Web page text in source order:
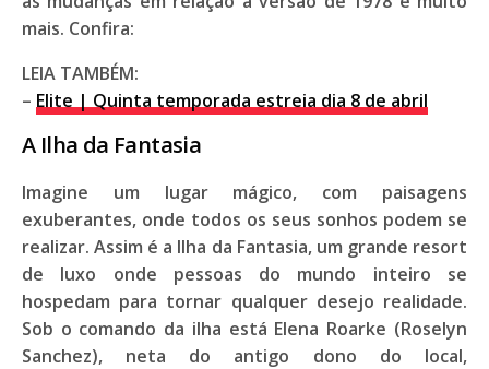
mais. Confira:
LEIA TAMBÉM:
– Elite | Quinta temporada estreia dia 8 de abril
A Ilha da Fantasia
Imagine um lugar mágico, com paisagens
exuberantes, onde todos os seus sonhos podem se
realizar. Assim é a Ilha da Fantasia, um grande resort
de luxo onde pessoas do mundo inteiro se
hospedam para tornar qualquer desejo realidade.
Sob o comando da ilha está Elena Roarke (Roselyn
Sanchez), neta do antigo dono do local,